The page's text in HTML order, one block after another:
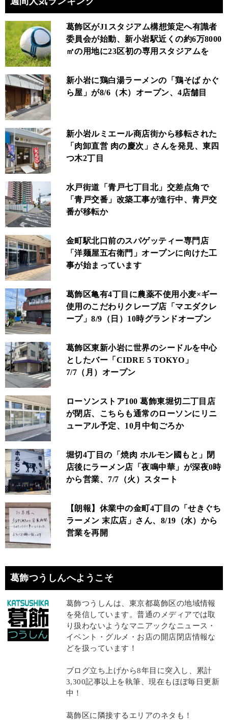
葛飾区がJ1スタジアム構想策定へ有識者
委員会が始動、新小岩駅近くの約6万8000
㎡の用地に23区初の専用スタジアムを
新小岩に鶏白湯ラーメンの「鶏そば かぐ
ら屋」が8/6（木）オープン、4店舗目
新小岩ルミエール商店街から移転された
「肉卸直営 肉の慶次」さんを発見、東四
つ木2丁目
水戸街道「青戸七丁目北」交差点角で
「青戸交番」改築工事が進行中、青戸交
番が移転か
金町駅北口前のスパゲッティー専門店
「洋麺屋五右衛門」オープンに向けた工
事が始まっています
葛飾区亀有4丁目に農薬不使用小麦×ギー
使用のこだわりクレープ店「マエダクレ
ープ」8/9（日）10時グランドオープン
葛飾区東新小岩に世界のシードルを中心
としたバー「CIDRE 5 TOKYO」
7/7（月）オープン
ローソンストア100 葛飾東堀切二丁目店
が閉店、こちらも通常のローソンにリニ
ューアル予定、10月中旬ごろか
堀切4丁目の「焼肉 ホルモン國もと」閉
店後にラーメン店「夜鳴中華」が深夜0時
から営業、7/7（火）スタート
【朗報】休業中の金町4丁目の「せきぐち
ラーメン 末広店」さん、8/19（水）から
営業を再開
葛飾つうしんへようこそ
葛飾つうしんは、東京都葛飾区の地域情報
を発信しています。普通のメディアでは取
り扱わないようなマニアックなニュース・
イベント・グルメ・お店の開店閉店情報な
どを扱っています！
ブログ立ち上げから8年目に突入し、累計
3,300記事以上を執筆、現在もほぼ毎日更新
中！
葛飾区に隣接するエリアのネタも！